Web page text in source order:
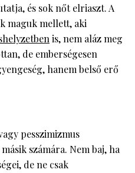
és sok nőt elriaszt. A
maguk mellett, aki
is, nem aláz meg
de emberségesen
hanem belső erő
pesszimizmus
számára. Nem baj, ha
de ne csak